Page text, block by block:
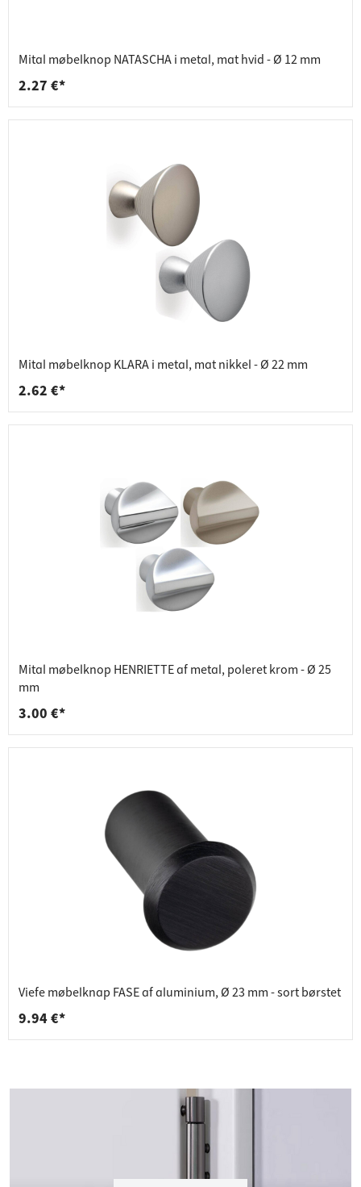
Mital møbelknop NATASCHA i metal, mat hvid - Ø 12 mm
2.27 €*
Mital møbelknop KLARA i metal, mat nikkel - Ø 22 mm
2.62 €*
Mital møbelknop HENRIETTE af metal, poleret krom - Ø 25
mm
3.00 €*
Viefe møbelknap FASE af aluminium, Ø 23 mm - sort børstet
9.94 €*